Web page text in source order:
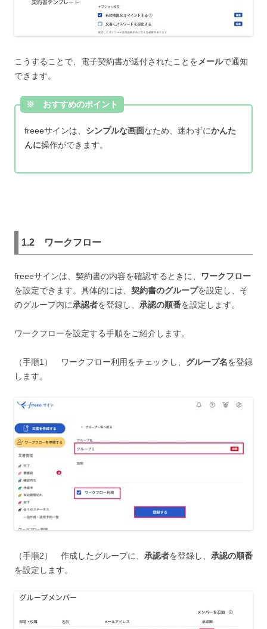
こうすることで、電子契約書が送付されたことを メールで通知
できます。
※ おすすめのポイント
freeeサインは、 シンプルな画面なため、迷わずにかんた
んに操作ができます。
1.2 ワークフロー
freeeサインは、契約書の内容を確認するときに、
ワークフロー
を設定できます。具体的には、 契約書のグループを設定し、そ
のグループ内に承認者を登録し、 承認の順番を設定します。
ワークフローを設定する手順をご紹介します。
（手順1） ワークフロー利用をチェックし、 グループ名を登録
します。
（手順2） 作成したグループに、 承認者を登録し、 承認の順番
を設定します。